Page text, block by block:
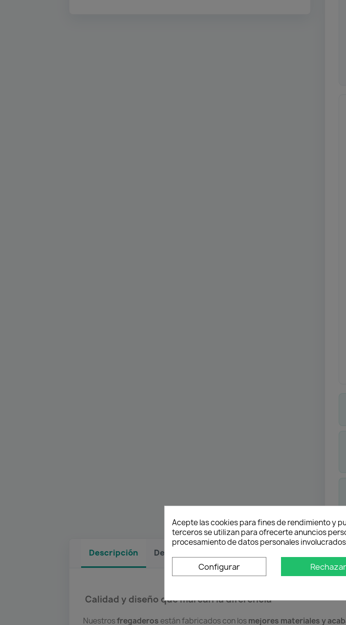
Descripción Detalles del producto
Calidad y diseño que marcan la diferencia
Nuestrosfregaderos están fabricados con losmejores materiales y
Acepte las cookies para fines de rendimiento y
terceros se utilizan para ofrecerte anuncios
procesamiento de datos personales
Configurar Rechazar